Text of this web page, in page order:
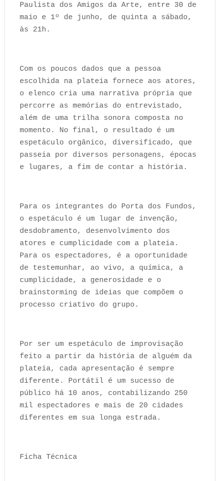
Paulista dos Amigos da Arte, entre 30 de
maio e 1º de junho, de quinta a sábado,
às 21h.
Com os poucos dados que a pessoa
escolhida na plateia fornece aos atores,
o elenco cria uma narrativa própria que
percorre as memórias do entrevistado,
além de uma trilha sonora composta no
momento. No final, o resultado é um
espetáculo orgânico, diversificado, que
passeia por diversos personagens, épocas
e lugares, a fim de contar a história.
Para os integrantes do Porta dos Fundos,
o espetáculo é um lugar de invenção,
desdobramento, desenvolvimento dos
atores e cumplicidade com a plateia.
Para os espectadores, é a oportunidade
de testemunhar, ao vivo, a química, a
cumplicidade, a generosidade e o
brainstorming de ideias que compõem o
processo criativo do grupo.
Por ser um espetáculo de improvisação
feito a partir da história de alguém da
plateia, cada apresentação é sempre
diferente. Portátil é um sucesso de
público há 10 anos, contabilizando 250
mil espectadores e mais de 20 cidades
diferentes em sua longa estrada.
Ficha Técnica